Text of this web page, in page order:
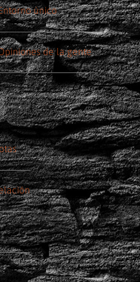
único
de la gente